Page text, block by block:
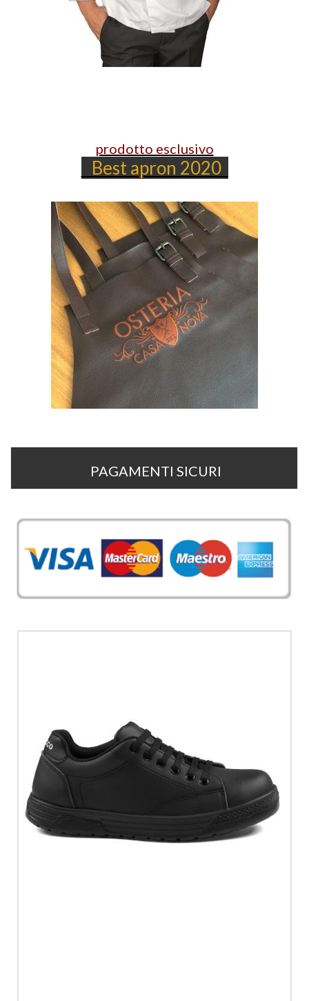
prodotto esclusivo
Best apron 2020
PAGAMENTI SICURI